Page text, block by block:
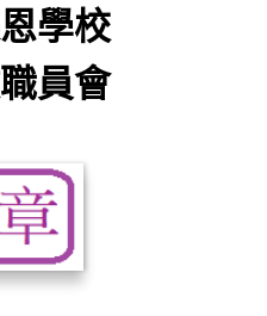
學校
員會